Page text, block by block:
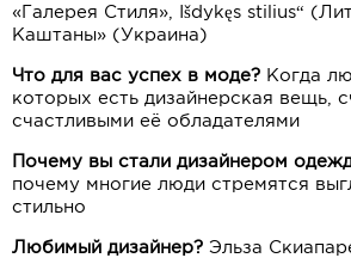
«Галерея Стиля», Išdykęs stilius“
Каштаны» (Украина)
Что для вас успех в моде? Когда
которых есть дизайнерская вещь,
счастливыми её обладателями
Почему вы стали дизайнером
почему многие люди стремятся
стильно
Любимый дизайнер? Эльза